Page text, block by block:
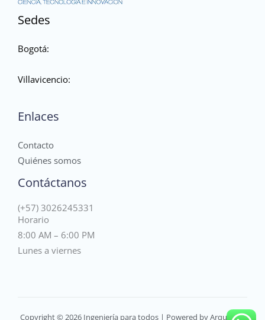
Sedes
Bogotá:
Villavicencio:
Enlaces
Contacto
Quiénes somos
Contáctanos
(+57) 3026245331
Horario
8:00 AM – 6:00 PM
Lunes a viernes
Copyright © 2026 Ingeniería para todos | Powered by Arquesoft